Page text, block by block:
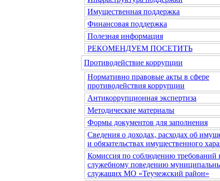
Имущественная поддержка
Финансовая поддержка
Полезная информация
РЕКОМЕНДУЕМ ПОСЕТИТЬ
Противодействие коррупции
Нормативно правовые акты в сфере
противодействия коррупции
Антикоррупционная экспертиза
Методические материалы
Формы документов для заполнения
Сведения о доходах, расходах об
и обязательствах имущественного
Комиссия по соблюдению требований
служебному поведению
служащих МО «Теучежский район»